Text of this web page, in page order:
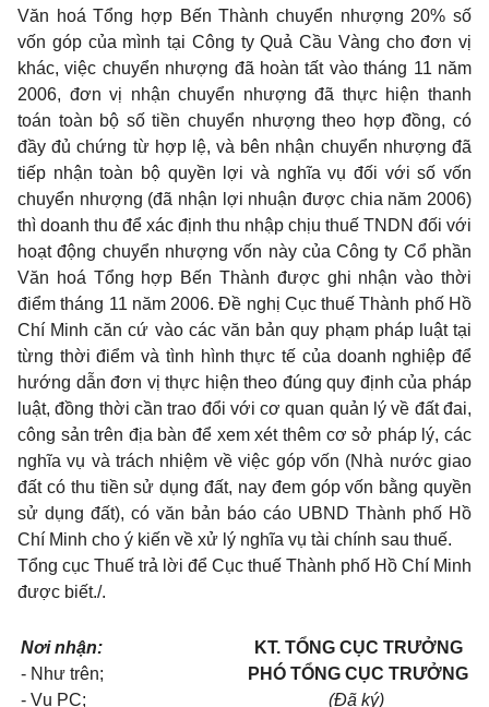
Văn hoá Tổng hợp Bến Thành chuyển nhượng 20% số
vốn góp của mình tại Công ty Quả Cầu Vàng cho đơn vị
khác, việc chuyển nhượng đã hoàn tất vào tháng 11 năm
2006, đơn vị nhận chuyển nhượng đã thực hiện thanh
toán toàn bộ số tiền chuyển nhượng theo hợp đồng, có
đầy đủ chứng từ hợp lệ, và bên nhận chuyển nhượng đã
tiếp nhận toàn bộ quyền lợi và nghĩa vụ đối với số vốn
chuyển nhượng (đã nhận lợi nhuận được chia năm 2006)
thì doanh thu để xác định thu nhập chịu thuế TNDN đối với
hoạt động chuyển nhượng vốn này của Công ty Cổ phần
Văn hoá Tổng hợp Bến Thành được ghi nhận vào thời
điểm tháng 11 năm 2006. Đề nghị Cục thuế Thành phố Hồ
Chí Minh căn cứ vào các văn bản quy phạm pháp luật tại
từng thời điểm và tình hình thực tế của doanh nghiệp để
hướng dẫn đơn vị thực hiện theo đúng quy định của pháp
luật, đồng thời cần trao đổi với cơ quan quản lý về đất đai,
công sản trên địa bàn để xem xét thêm cơ sở pháp lý, các
nghĩa vụ và trách nhiệm về việc góp vốn (Nhà nước giao
đất có thu tiền sử dụng đất, nay đem góp vốn bằng quyền
sử dụng đất), có văn bản báo cáo UBND Thành phố Hồ
Chí Minh cho ý kiến về xử lý nghĩa vụ tài chính sau thuế.
Tổng cục Thuế trả lời để Cục thuế Thành phố Hồ Chí Minh
được biết./.
Nơi nhận:
- Như trên;
- Vụ PC;
KT. TỔNG CỤC TRƯỞNG
PHÓ TỔNG CỤC TRƯỞNG
(Đã ký)